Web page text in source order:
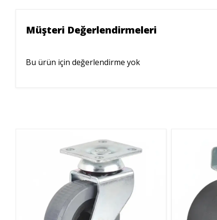
Müşteri Değerlendirmeleri
Bu ürün için değerlendirme yok